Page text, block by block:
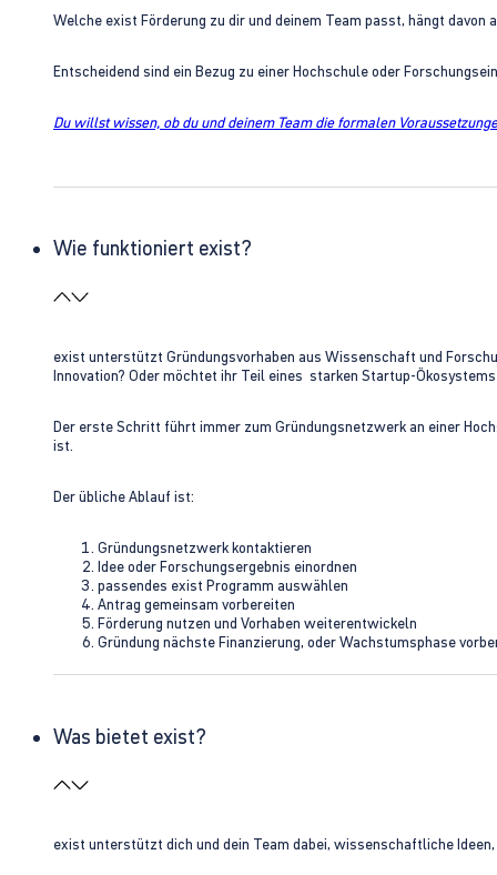
Welche exist Förderung zu dir und deinem Team passt, hängt
Entscheidend sind ein Bezug zu einer Hochschule oder
Du willst wissen, ob du und deinem Team die formalen
Wie funktioniert exist?
exist unterstützt Gründungsvorhaben aus Wissenschaft und
Innovation? Oder möchtet ihr Teil eines starken Startup-
Der erste Schritt führt immer zum Gründungsnetzwerk an einer
ist.
Der übliche Ablauf ist:
Gründungsnetzwerk kontaktieren
Idee oder Forschungsergebnis einordnen
passendes exist Programm auswählen
Antrag gemeinsam vorbereiten
Förderung nutzen und Vorhaben weiterentwickeln
Gründung nächste Finanzierung, oder Wachstumsphase
Was bietet exist?
exist unterstützt dich und dein Team dabei, wissenschaftliche